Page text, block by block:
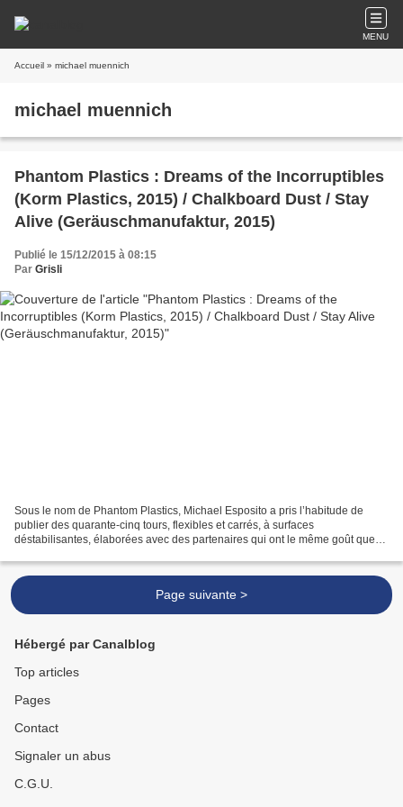
MENU
Accueil » michael muennich
michael muennich
Phantom Plastics : Dreams of the Incorruptibles
(Korm Plastics, 2015) / Chalkboard Dust / Stay
Alive (Geräuschmanufaktur, 2015)
Publié le 15/12/2015 à 08:15
Par Grisli
Sous le nom de Phantom Plastics, Michael Esposito a pris l’habitude de
publier des quarante-cinq tours, flexibles et carrés, à surfaces
déstabilisantes, élaborées avec des partenaires qui ont le même goût que
Page suivante >
Hébergé par Canalblog
Top articles
Pages
Contact
Signaler un abus
C.G.U.